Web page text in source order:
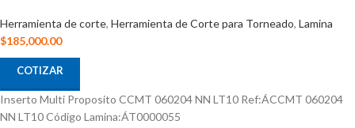
Herramienta de corte, Herramienta de Corte para Torneado, Lamina
$185,000.00
COTIZAR
Inserto Multi Proposito CCMT 060204 NN LT10 Ref:ÁCCMT 060204
NN LT10 Código Lamina:ÁT0000055